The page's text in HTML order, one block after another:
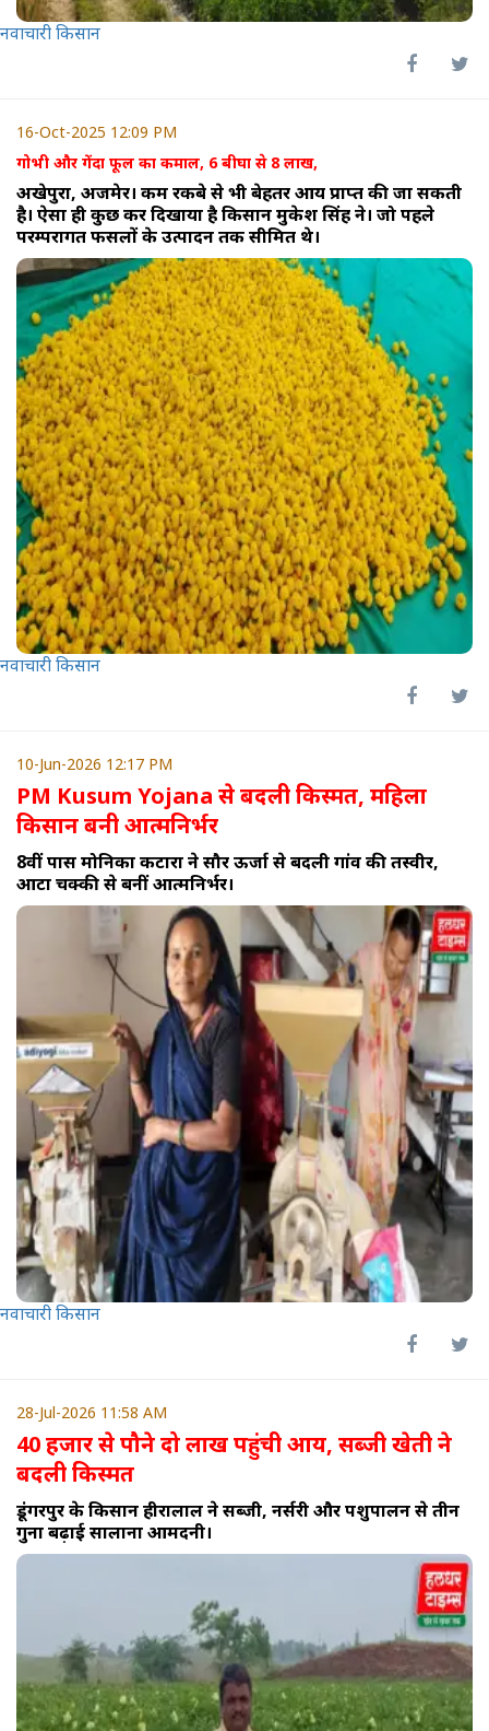
नवाचारी किसान
16-Oct-2025 12:09 PM
गोभी और गेंदा फूल का कमाल, 6 बीघा से 8 लाख,
अखेपुरा, अजमेर। कम रकबे से भी बेहतर आय प्राप्त की जा सकती
है। ऐसा ही कुछ कर दिखाया है किसान मुकेश सिंह ने। जो पहले
परम्परागत फसलों के उत्पादन तक सीमित थे।
नवाचारी किसान
10-Jun-2026 12:17 PM
PM Kusum Yojana से बदली किस्मत, महिला
किसान बनी आत्मनिर्भर
8वीं पास मोनिका कटारा ने सौर ऊर्जा से बदली गांव की तस्वीर,
आटा चक्की से बनीं आत्मनिर्भर।
नवाचारी किसान
28-Jul-2026 11:58 AM
40 हजार से पौने दो लाख पहुंची आय, सब्जी खेती ने
बदली किस्मत
डूंगरपुर के किसान हीरालाल ने सब्जी, नर्सरी और पशुपालन से तीन
गुना बढ़ाई सालाना आमदनी।